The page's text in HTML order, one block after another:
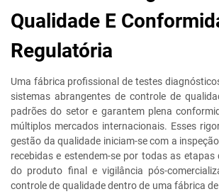
Qualidade E
Regulatória
Uma fábrica profissional de testes
sistemas abrangentes de controle de
padrões do setor e garantem plena
múltiplos mercados internacionais. Esses
gestão da qualidade iniciam-se com a
recebidas e estendem-se por todas as
do produto final e vigilância pós-
controle de qualidade dentro de uma fábrica